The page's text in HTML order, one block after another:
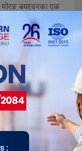
बयरवनका एक
तरीकाले बेपत्ता
१६ गते बयरवन ७
लागि दमक
परिवारले
गरी श्रीमान
र प्रहरीलाई
मृत्यु्